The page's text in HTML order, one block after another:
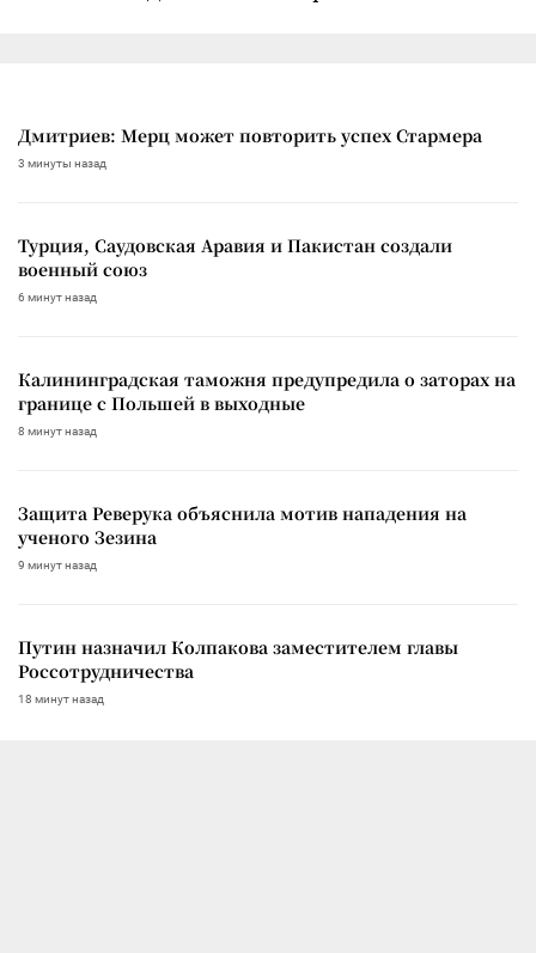
Дмитриев: Мерц может повторить успех Стармера
3 минуты назад
Турция, Саудовская Аравия и Пакистан создали
военный союз
6 минут назад
Калининградская таможня предупредила о заторах на
границе с Польшей в выходные
8 минут назад
Защита Реверука объяснила мотив нападения на
ученого Зезина
9 минут назад
Путин назначил Колпакова заместителем главы
Россотрудничества
18 минут назад